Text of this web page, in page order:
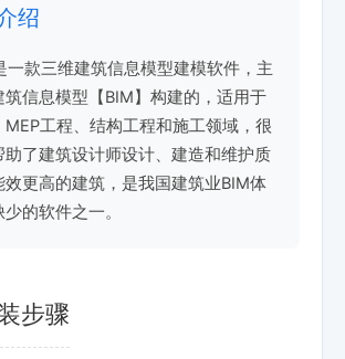
绍
一款三维建筑信息模型建模软件，主
筑信息模型【BIM】构建的，适用于
工程、结构工程和施工领域，很
助了建筑设计师设计、建造和维护质
效更高的建筑，是我国建筑业BIM体
的软件之一。
步骤